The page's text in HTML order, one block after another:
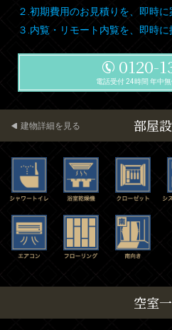
２.初期費用のお見積りを、即時に
３.内覧・リモート内覧を、即時に
0120-
電話受付 24時間 年中
部屋
建物詳細を見る
空室